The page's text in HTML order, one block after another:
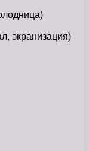
экранизация)